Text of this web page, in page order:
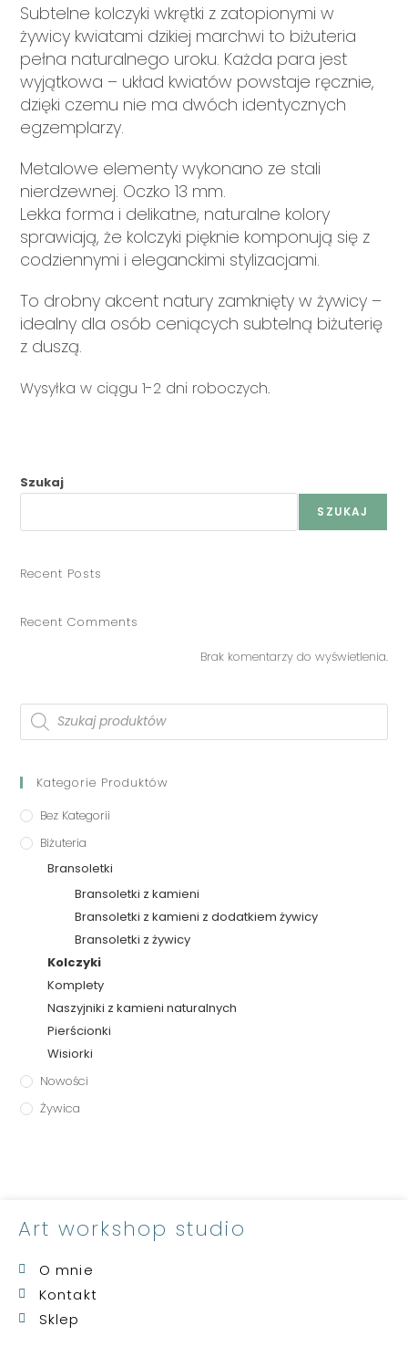
Subtelne kolczyki wkrętki z zatopionymi w
żywicy kwiatami dzikiej marchwi to biżuteria
pełna naturalnego uroku. Każda para jest
wyjątkowa – układ kwiatów powstaje ręcznie,
dzięki czemu nie ma dwóch identycznych
egzemplarzy.
Metalowe elementy wykonano ze stali
nierdzewnej. Oczko 13 mm.
Lekka forma i delikatne, naturalne kolory
sprawiają, że kolczyki pięknie komponują się z
codziennymi i eleganckimi stylizacjami.
To drobny akcent natury zamknięty w żywicy –
idealny dla osób ceniących subtelną biżuterię
z duszą.
Wysyłka w ciągu 1-2 dni roboczych.
Szukaj
SZUKAJ
Recent Posts
Recent Comments
Brak komentarzy do wyświetlenia.
Kategorie Produktów
Bez Kategorii
Biżuteria
Bransoletki
Bransoletki z kamieni
Bransoletki z kamieni z dodatkiem żywicy
Bransoletki z żywicy
Kolczyki
Komplety
Naszyjniki z kamieni naturalnych
Pierścionki
Wisiorki
Nowości
Żywica
Art workshop studio
O mnie
Kontakt
Sklep